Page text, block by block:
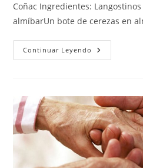
Coñac Ingredientes:
almíbarUn bote de cerezas en
Continuar Leyendo COCKTAIL
DE